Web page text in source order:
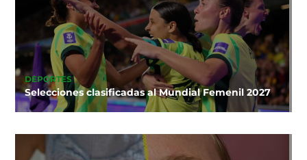
DEPORTES
Selecciones clasificadas al Mundial Femenil 2027